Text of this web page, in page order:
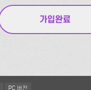
PC 버전